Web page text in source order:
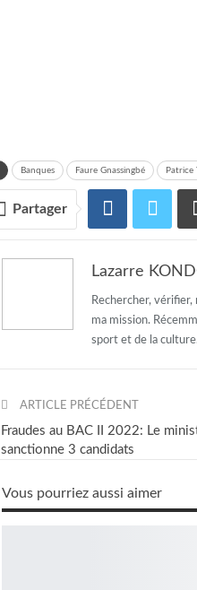
Banques Faure Gnassingbé Patrice
Partager
Lazarre
Rechercher,
ma mission.
sport et de la
ARTICLE PRÉCÉDENT
Fraudes au BAC II 2022: Le
sanctionne 3 candidats
Vous pourriez aussi aimer